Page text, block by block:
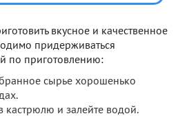
вкусное и качественное
придерживаться
по приготовлению:
сырье хорошенько
кастрюлю и залейте водой.